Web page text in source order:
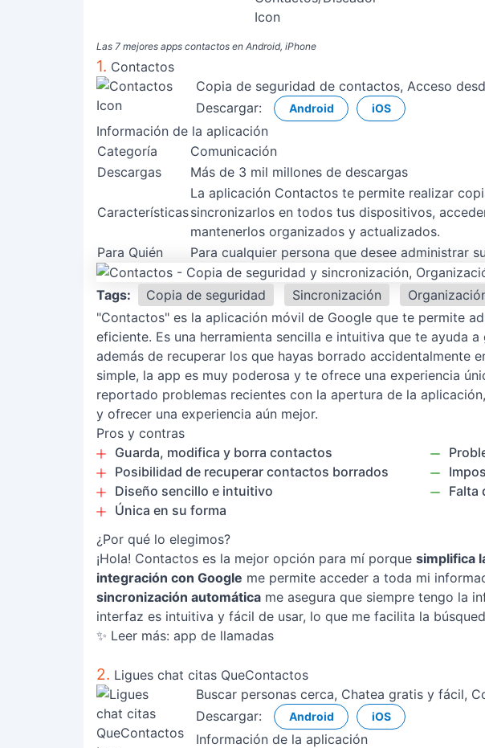
Las 7 mejores apps contactos en Android, iPhone
1. Contactos
Copia de seguridad de contactos, Acceso
Descargar:
Android iOS
Información de la aplicación
Categoría
Comunicación
Descargas
Más de 3 mil millones de descargas
Características
La aplicación Contactos te permite realizar
sincronizarlos en todos tus dispositivos,
mantenerlos organizados y actualizados.
Para Quién
Para cualquier persona que desee administrar
Tags: Copia de seguridad Sincronización
"Contactos" es la aplicación móvil de Google que te permite
eficiente. Es una herramienta sencilla e intuitiva que te ayuda
además de recuperar los que hayas borrado accidentalmente
simple, la app es muy poderosa y te ofrece una experiencia
reportado problemas recientes con la apertura de la
y ofrecer una experiencia aún mejor.
Pros y contras
Guarda, modifica y borra contactos
Posibilidad de recuperar contactos borrados
Diseño sencillo e intuitivo
Única en su forma
Falta
¿Por qué lo elegimos?
¡Hola! Contactos es la mejor opción para mí porque simplifica
integración con Google me permite acceder a toda mi
sincronización automática me asegura que siempre tengo la
interfaz es intuitiva y fácil de usar, lo que me facilita la
✨ Leer más: app de llamadas
2. Ligues chat citas QueContactos
Buscar personas cerca, Chatea gratis y fácil,
Descargar:
Android iOS
Información de la aplicación